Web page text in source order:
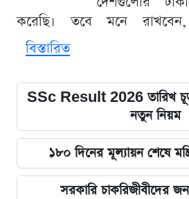
করেছি। তবে মনে রাখবেন,
বিস্তারিত
SSc Result 2026 তারিখ
নতুন নিয়ম
১৮০ দিনের মূল্যায়ন শেষে
সরকারি চাকরিজীবীদের